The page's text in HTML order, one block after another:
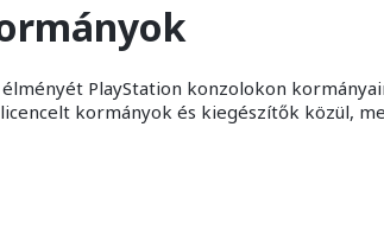
PlayStation konzolokon
kormányok és kiegészítők közül,